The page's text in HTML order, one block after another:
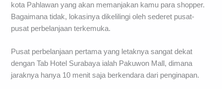
kota Pahlawan yang akan memanjakan kamu para shopper.
Bagaimana tidak, lokasinya dikelilingi oleh sederet pusat-
pusat perbelanjaan terkemuka.
Pusat perbelanjaan pertama yang letaknya sangat dekat
dengan Tab Hotel Surabaya ialah Pakuwon Mall, dimana
jaraknya hanya 10 menit saja berkendara dari penginapan.